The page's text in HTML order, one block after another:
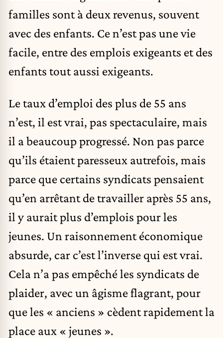
familles sont à deux revenus, souvent
avec des enfants. Ce n’est pas une vie
facile, entre des emplois exigeants et des
enfants tout aussi exigeants.
Le taux d’emploi des plus de 55 ans
n’est, il est vrai, pas spectaculaire, mais
il a beaucoup progressé. Non pas parce
qu’ils étaient paresseux autrefois, mais
parce que certains syndicats pensaient
qu’en arrêtant de travailler après 55 ans,
il y aurait plus d’emplois pour les
jeunes. Un raisonnement économique
absurde, car c’est l’inverse qui est vrai.
Cela n’a pas empêché les syndicats de
plaider, avec un âgisme flagrant, pour
que les « anciens » cèdent rapidement la
place aux « jeunes ».